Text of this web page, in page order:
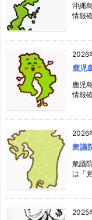
沖縄
情報
2026
鹿児
鹿児
情報
2026
衆議
衆議
は「
2025